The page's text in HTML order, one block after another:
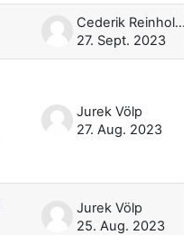
Cederik Reinhold Krebs
27. Sept. 2023
Jurek Völp
27. Aug. 2023
Jurek Völp
25. Aug. 2023